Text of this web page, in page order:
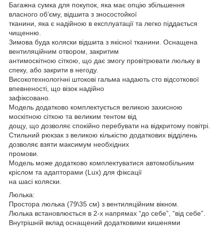
Багажна сумка для покупок, яка має опцію збільшення
власного об’єму, відшита з зносостойкої
тканини, яка є надійною в експлуатації та легко піддається
чищенню.
Зимова буда коляски відшита з якісної тканини. Оснащена
вентиляційним отвором, закритим
антимоскітною сіткою, що дає змогу провітрювати люльку в
спеку, або закрити в негоду.
Високотехнологічні штокові гальма надають сто відсоткової
впевненості, що візок надійно
зафіксовано.
Модель додатково комплектується великою захисною
москітною сіткою та великим тентом від
дощу, що дозволяє спокійно перебувати на відкритому повітрі.
Стильний рюкзак з великою кількістю додаткових відділень
дозволяє взяти максимум необхідних
промови.
Модель може додатково комплектуватися автомобільним
кріслом та адапторами (Lux) для фіксації
на шасі коляски.
Люлька:
Простора люлька (79\35 см) з вентиляційним вікном.
Люлька встановлюється в 2-х напрямах “до себе”, “від себе”.
Внутрішній вклад оснащений додатковими кишенями